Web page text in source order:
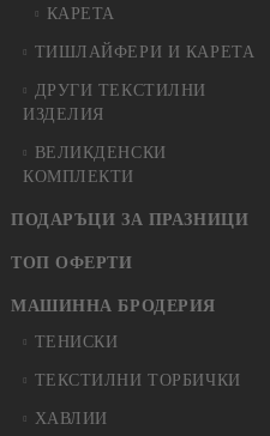
КАРЕТА
ТИШЛАЙФЕРИ И КАРЕТА
ДРУГИ ТЕКСТИЛНИ
ИЗДЕЛИЯ
ВЕЛИКДЕНСКИ
КОМПЛЕКТИ
ПОДАРЪЦИ ЗА ПРАЗНИЦИ
ТОП ОФЕРТИ
МАШИННА БРОДЕРИЯ
ТЕНИСКИ
ТЕКСТИЛНИ ТОРБИЧКИ
ХАВЛИИ